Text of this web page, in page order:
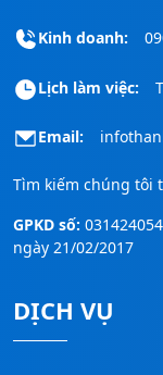
Kinh doanh:
Lịch làm việc:
Email:
Tìm kiếm chúng tôi
GPKD số:
ngày 21/02/2017
DỊCH VỤ